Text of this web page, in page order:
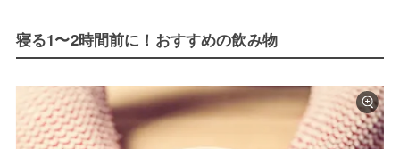
寝る1〜2時間前に！おすすめの飲み物